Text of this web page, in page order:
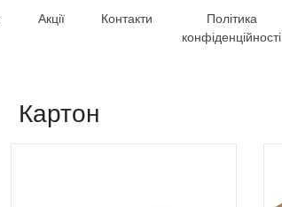
Акції Контакти
Політика
конфіденційності
Картон